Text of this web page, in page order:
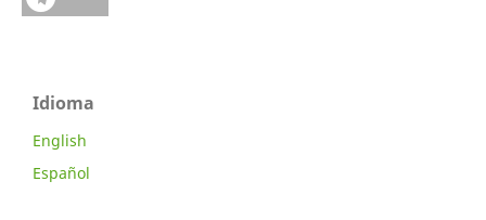
Idioma
English
Español